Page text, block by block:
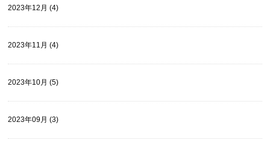
2023年12月 (4)
2023年11月 (4)
2023年10月 (5)
2023年09月 (3)